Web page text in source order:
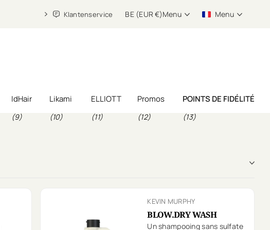
Klantenservice BE (EUR €)Menu Menu
IdHair
(9)
Likami
(10)
ELLIOTT
(11)
Promos
(12)
POINTS DE FIDÉLITÉ
(13)
KEVIN MURPHY
BLOW.DRY WASH
Un shampooing sans sulfate